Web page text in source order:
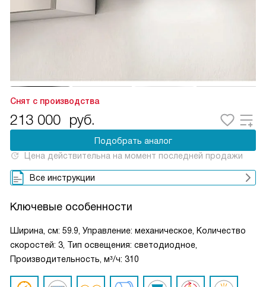
Снят с производства
213 000 руб.
Подобрать аналог
Цена действительна на момент последней продажи
Все инструкции
Ключевые особенности
Ширина, см: 59.9, Управление: механическое, Количество
скоростей: 3, Тип освещения: светодиодное,
Производительность, м³/ч: 310